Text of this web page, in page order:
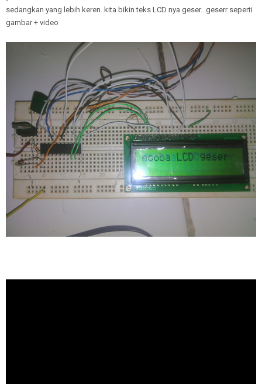
sedangkan yang lebih keren..kita bikin teks LCD nya geser...geserr seperti
gambar + video